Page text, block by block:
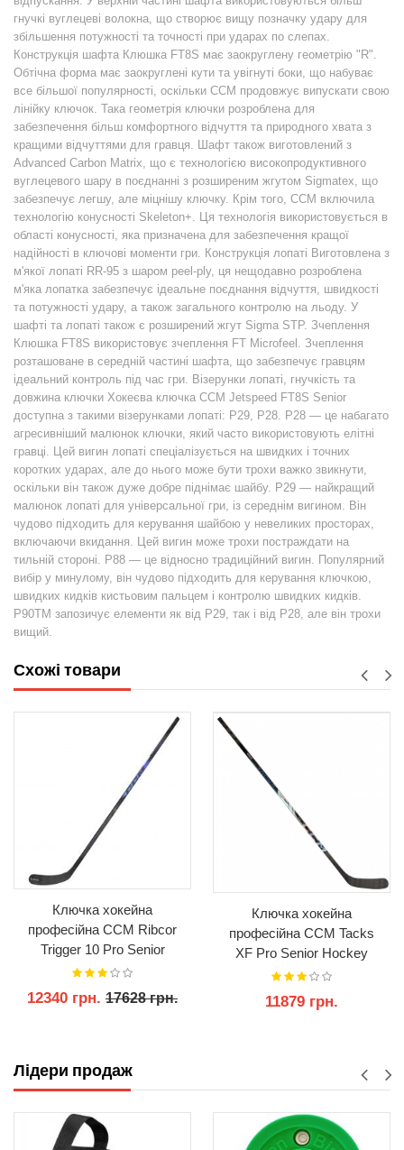
гнучкі вуглецеві волокна, що створює вищу позначку удару для
збільшення потужності та точності при ударах по слепах.
Конструкція шафта Клюшка FT8S має заокруглену геометрію "R".
Обтічна форма має заокруглені кути та увігнуті боки, що набуває
все більшої популярності, оскільки CCM продовжує випускати свою
лінійку ключок. Така геометрія ключки розроблена для
забезпечення більш комфортного відчуття та природного хвата з
кращими відчуттями для гравця. Шафт також виготовлений з
Advanced Carbon Matrix, що є технологією високопродуктивного
вуглецевого шару в поєднанні з розширеним жгутом Sigmatex, що
забезпечує легшу, але міцнішу ключку. Крім того, CCM включила
технологію конусності Skeleton+. Ця технологія використовується в
області конусності, яка призначена для забезпечення кращої
надійності в ключові моменти гри. Конструкція лопаті Виготовлена ​​з
м'якої лопаті RR-95 з шаром peel-ply, ця нещодавно розроблена
м'яка лопатка забезпечує ідеальне поєднання відчуття, швидкості
та потужності удару, а також загального контролю на льоду. У
шафті та лопаті також є розширений жгут Sigma STP. Зчеплення
Клюшка FT8S використовує зчеплення FT Microfeel. Зчеплення
розташоване в середній частині шафта, що забезпечує гравцям
ідеальний контроль під час гри. Візерунки лопаті, гнучкість та
довжина ключки Хокеєва ключка CCM Jetspeed FT8S Senior
доступна з такими візерунками лопаті: P29, P28. P28 — це набагато
агресивніший малюнок ключки, який часто використовують елітні
гравці. Цей вигин лопаті спеціалізується на швидких і точних
коротких ударах, але до нього може бути трохи важко звикнути,
оскільки він також дуже добре піднімає шайбу. P29 — найкращий
малюнок лопаті для універсальної гри, із середнім вигином. Він
чудово підходить для керування шайбою у невеликих просторах,
включаючи вкидання. Цей вигин може трохи постраждати на
тильній стороні. P88 — це відносно традиційний вигин. Популярний
вибір у минулому, він чудово підходить для керування ключкою,
швидких кидків кистьовим пальцем і контролю швидких кидків.
P90TM запозичує елементи як від P29, так і від P28, але він трохи
вищий.
Схожі товари
Ключка хокейна
професійна CCM Ribcor
Trigger 10 Pro Senior
Hockey Composite Stick
12340 грн. 17628 грн.
Ключка хокейна
професійна CCM Tacks
XF Pro Senior Hockey
Stick
11879 грн.
Лідери продаж